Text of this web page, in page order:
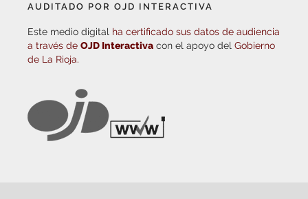
AUDITADO POR OJD INTERACTIVA
Este medio digital ha certificado sus datos de audiencia
a través de OJD Interactiva con el apoyo del Gobierno
de La Rioja.